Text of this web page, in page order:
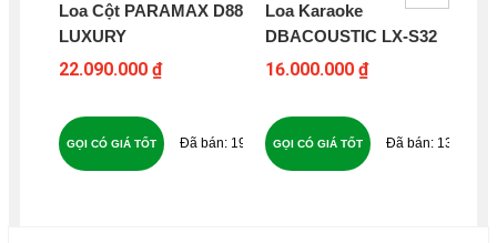
Loa Cột PARAMAX D88
LUXURY
22.090.000 ₫
193
GỌI CÓ GIÁ TỐT
Loa Karaoke
DBACOUSTIC LX-S32
16.000.000 ₫
139
GỌI CÓ GIÁ TỐT